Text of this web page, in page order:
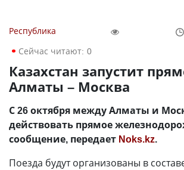
Республика
Сейчас читают: 0
Казахстан запустит
Алматы – Москва
С 26 октября между Алматы и
действовать прямое
сообщение, передает Noks.kz.
Поезда будут организованы в